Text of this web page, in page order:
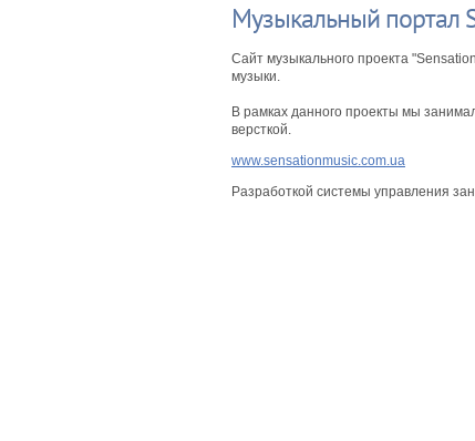
Музыкальный портал
Сайт музыкального проекта
музыки.
В рамках данного проекты мы
версткой.
www.sensationmusic.com.ua
Разработкой системы управления